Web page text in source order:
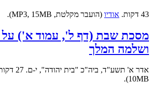
43 דקות. אודיו (הועבר מקלטת, MP3, 15MB).
מסכת שבת (דף ל', עמוד א') על
ושלמה המלך
אדר א' תשע"ד, ביה"כ "בית יהודה", י-ם. 27 דקות.
10MB).